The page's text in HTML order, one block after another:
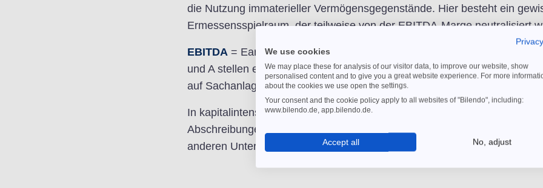
die Nutzung immaterieller Vermögensgegenstände. Hier besteht ein
Ermessensspielraum, der teilweise von der EBITDA-Marge neutralisiert
EBITDA= Earnings Before Interests, Taxes, Depreciation and
und A stellen eine Erweiterung bzw. Bereinigung dar, die die
auf Sachanlagen und immaterielle Vermögensgegenstände
In kapitalintensiven Branchen und bei jüngeren Unternehmen können
Abschreibungen das operative Ergebnis stark beeinflussen. Ein
anderen Unternehmen führt zu keinem aussagekräftigen Befund mehr.
We use cookies
We may place these for analysis of our visitor data, to improve our website, show
personalised content and to give you a great website experience. For more
about the cookies we use open the settings.
Your consent and the cookie policy apply to all websites of "Bilendo", including:
www.bilendo.de, app.bilendo.de.
Accept all No, adjust